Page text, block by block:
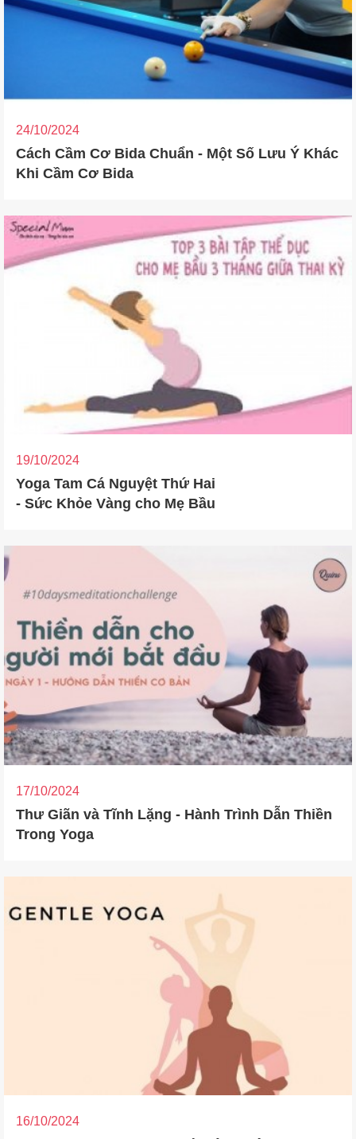
24/10/2024
Cách Cầm Cơ Bida Chuẩn - Một Số Lưu Ý Khác
Khi Cầm Cơ Bida
19/10/2024
Yoga Tam Cá Nguyệt Thứ Hai
- Sức Khỏe Vàng cho Mẹ Bầu
17/10/2024
Thư Giãn và Tĩnh Lặng - Hành Trình Dẫn Thiền
Trong Yoga
16/10/2024